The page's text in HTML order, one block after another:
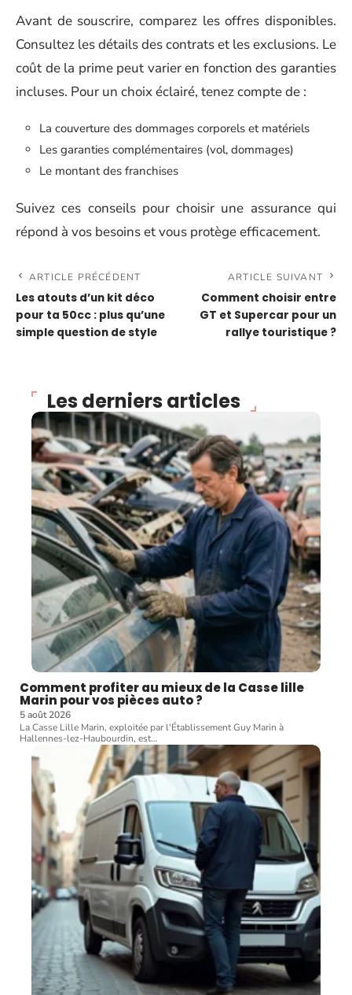
Avant de souscrire, comparez les offres disponibles.
Consultez les détails des contrats et les exclusions. Le
coût de la prime peut varier en fonction des garanties
incluses. Pour un choix éclairé, tenez compte de :
La couverture des dommages corporels et matériels
Les garanties complémentaires (vol, dommages)
Le montant des franchises
Suivez ces conseils pour choisir une assurance qui
répond à vos besoins et vous protège efficacement.
ARTICLE PRÉCÉDENT
Les atouts d’un kit déco
pour ta 50cc : plus qu’une
simple question de style
ARTICLE SUIVANT
Comment choisir entre
GT et Supercar pour un
rallye touristique ?
Les derniers articles
Comment profiter au mieux de la Casse lille
Marin pour vos pièces auto ?
5 août 2026
La Casse Lille Marin, exploitée par l'Établissement Guy Marin à
Hallennes-lez-Haubourdin, est…